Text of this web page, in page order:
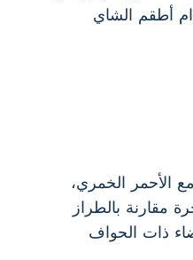
أطقم الشاي
الأحمر الخمري،
مقارنة بالطراز
ذات الحواف